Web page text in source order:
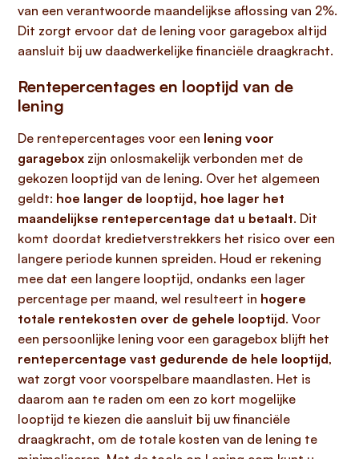
van een verantwoorde maandelijkse aflossing van 2%.
Dit zorgt ervoor dat de lening voor garagebox altijd
aansluit bij uw daadwerkelijke financiële draagkracht.
Rentepercentages en looptijd van de
lening
De rentepercentages voor een lening voor
garagebox zijn onlosmakelijk verbonden met de
gekozen looptijd van de lening. Over het algemeen
geldt: hoe langer de looptijd, hoe lager het
maandelijkse rentepercentage dat u betaalt. Dit
komt doordat kredietverstrekkers het risico over een
langere periode kunnen spreiden. Houd er rekening
mee dat een langere looptijd, ondanks een lager
percentage per maand, wel resulteert in hogere
totale rentekosten over de gehele looptijd. Voor
een persoonlijke lening voor een garagebox blijft het
rentepercentage vast gedurende de hele looptijd,
wat zorgt voor voorspelbare maandlasten. Het is
daarom aan te raden om een zo kort mogelijke
looptijd te kiezen die aansluit bij uw financiële
draagkracht, om de totale kosten van de lening te